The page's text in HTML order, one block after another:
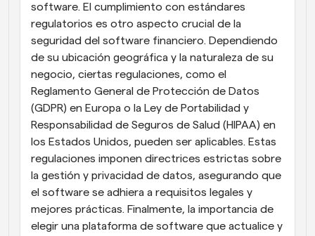
software. El cumplimiento con estándares
regulatorios es otro aspecto crucial de la
seguridad del software financiero. Dependiendo
de su ubicación geográfica y la naturaleza de su
negocio, ciertas regulaciones, como el
Reglamento General de Protección de Datos
(GDPR) en Europa o la Ley de Portabilidad y
Responsabilidad de Seguros de Salud (HIPAA) en
los Estados Unidos, pueden ser aplicables. Estas
regulaciones imponen directrices estrictas sobre
la gestión y privacidad de datos, asegurando que
el software se adhiera a requisitos legales y
mejores prácticas. Finalmente, la importancia de
elegir una plataforma de software que actualice y